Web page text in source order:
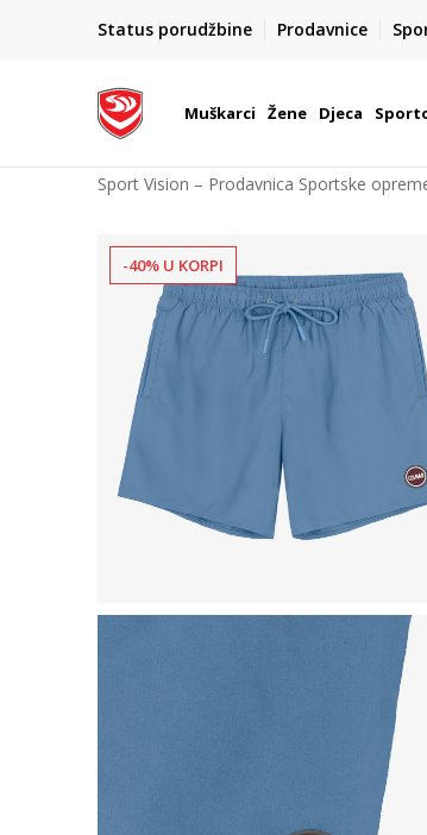
Status porudžbine Prodavnice
POZOVITE NAS NA : 055/
Pon-Pet od 9h - 16h
Muškarci Žene Djeca
Sport Vision – Prodavnica Sportske
-40% U KORPI